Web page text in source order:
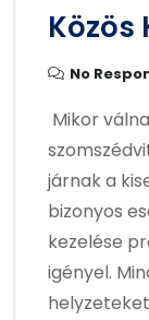
Közös
No
Mikor
járnak a
bizonyos
kezelése
igényel.